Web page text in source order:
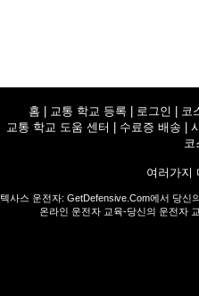
홈 교통 학교 등록 로그인
코
교통 학교 도움 센터
수료증 배송
여러가지
텍사스 운전자: GetDefensive.Com에서 당신
온라인 운전자 교육-당신의 운전자